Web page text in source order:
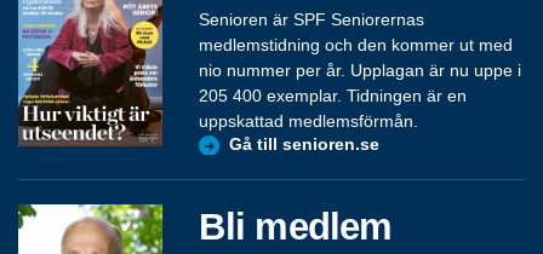
Senioren är SPF Seniorernas
medlemstidning och den kommer ut med
nio nummer per år. Upplagan är nu uppe i
205 400 exemplar. Tidningen är en
uppskattad medlemsförmån.
Gå till senioren.se
Bli medlem